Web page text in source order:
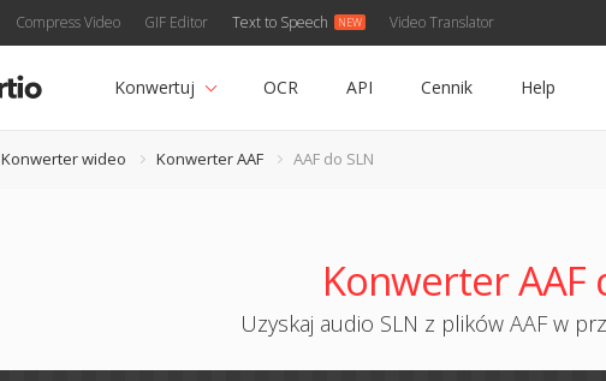
Compress Video GIF Editor Text to Speech Video Translator
Konwertuj OCR API Cennik Help
Konwerter wideo Konwerter AAF AAF do SLN
Konwerter AAF
Uzyskaj audio SLN z plików AAF w